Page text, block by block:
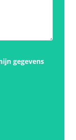
gegevens